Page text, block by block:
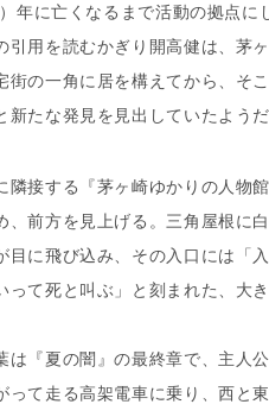
年に亡くなるまで活動の拠点に
引用を読むかぎり開高健は、茅
街の一角に居を構えてから、そ
新たな発見を見出していたようだ
接する『茅ヶ崎ゆかりの人物
、前方を見上げる。三角屋根に
目に飛び込み、その入口には「
て死と叫ぶ」と刻まれた、大
『夏の闇』の最終章で、主人
って走る高架電車に乗り、西と